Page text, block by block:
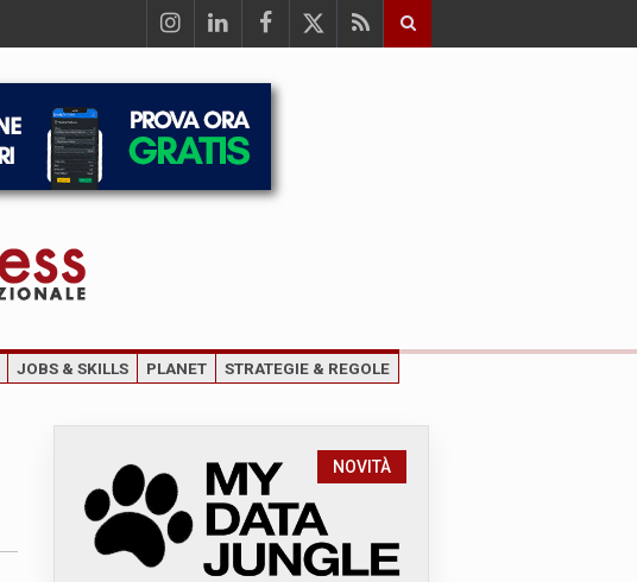
JOBS & SKILLS PLANET STRATEGIE & REGOLE
NOVITÀ